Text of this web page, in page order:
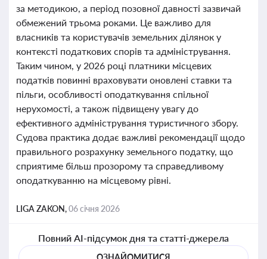
за методикою, а період позовної давності зазвичай
обмежений трьома роками. Це важливо для
власників та користувачів земельних ділянок у
контексті податкових спорів та адміністрування.
Таким чином, у 2026 році платники місцевих
податків повинні враховувати оновлені ставки та
пільги, особливості оподаткування спільної
нерухомості, а також підвищену увагу до
ефективного адміністрування туристичного збору.
Судова практика додає важливі рекомендації щодо
правильного розрахунку земельного податку, що
сприятиме більш прозорому та справедливому
оподаткуванню на місцевому рівні.
LIGA ZAKON,06 січня 2026
Повний AI-підсумок дня та статті-джерела
ОЗНАЙОМИТИСЯ